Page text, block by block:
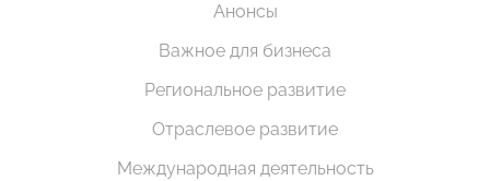
Анонсы
Важное для бизнеса
Региональное развитие
Отраслевое развитие
Международная деятельность